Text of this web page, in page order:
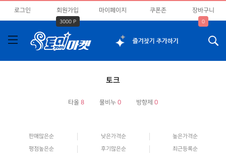
로그인 회원가입
3000 P
마이페이지 쿠폰존 장바구니
0
토크
타올 8 물비누 0 방향제 0
판매많은순 낮은가격순 높은가격순
평점높은순 후기많은순 최근등록순